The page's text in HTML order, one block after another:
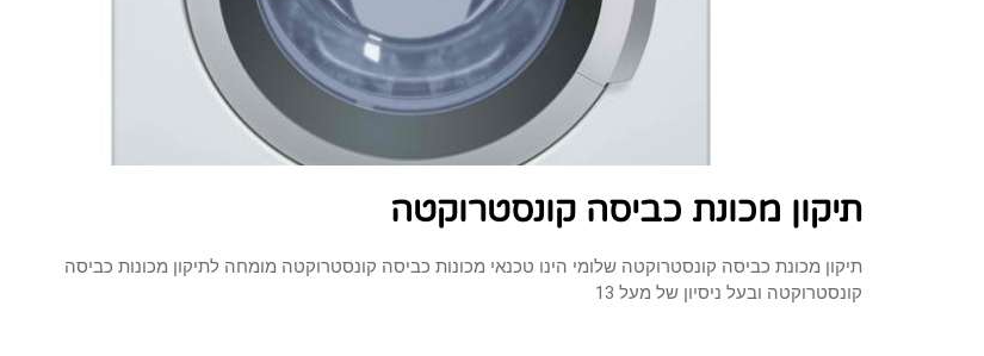
תיקון מכונת כביסה קונסטרוקטה
תיקון מכונת כביסה קונסטרוקטה שלומי הינו טכנאי מכונות כביסה קונסטרוקטה מומחה לתיקון מכונות כביסה
קונסטרוקטה ובעל ניסיון של מעל 13